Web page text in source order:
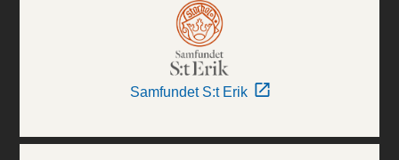
Samfundet S:t Erik